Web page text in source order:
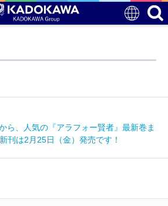
ら、人気の『アラフォー賢者』最新巻ま
は2月25日（金）発売です！